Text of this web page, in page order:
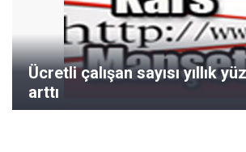
Ücretli çalışan sayısı yıllık
arttı